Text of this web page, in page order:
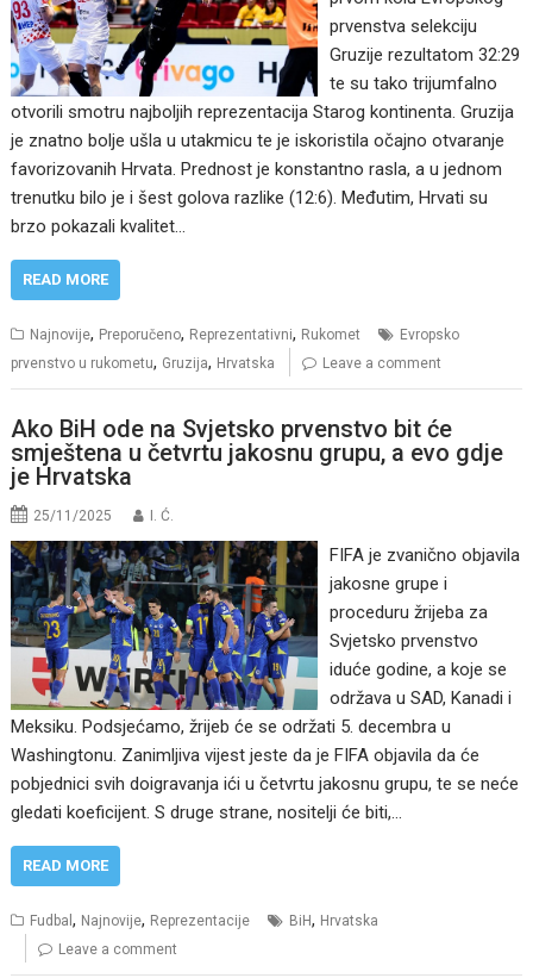
prvenstva selekciju
Gruzije rezultatom 32:29
te su tako trijumfalno
otvorili smotru najboljih reprezentacija Starog kontinenta. Gruzija
je znatno bolje ušla u utakmicu te je iskoristila očajno otvaranje
favorizovanih Hrvata. Prednost je konstantno rasla, a u jednom
trenutku bilo je i šest golova razlike (12:6). Međutim, Hrvati su
brzo pokazali kvalitet…
READ MORE
Najnovije, Preporučeno, Reprezentativni, Rukomet
Evropsko
prvenstvo u rukometu, Gruzija, Hrvatska Leave a comment
Ako BiH ode na Svjetsko prvenstvo bit će
smještena u četvrtu jakosnu grupu, a evo gdje
je Hrvatska
25/11/2025 I. Ć.
FIFA je zvanično objavila
jakosne grupe i
proceduru žrijeba za
Svjetsko prvenstvo
iduće godine, a koje se
održava u SAD, Kanadi i
Meksiku. Podsjećamo, žrijeb će se održati 5. decembra u
Washingtonu. Zanimljiva vijest jeste da je FIFA objavila da će
pobjednici svih doigravanja ići u četvrtu jakosnu grupu, te se neće
gledati koeficijent. S druge strane, nositelji će biti,…
READ MORE
Fudbal, Najnovije, Reprezentacije BiH, Hrvatska
Leave a comment